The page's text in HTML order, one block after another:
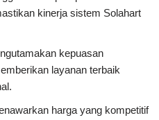
kinerja sistem Solahart
kepuasan
layanan terbaik
harga yang kompetitif